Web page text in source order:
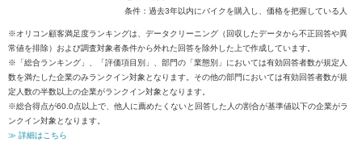
条件：過去3年以内にバイクを購入し、価格を把握している人
※オリコン顧客満足度ランキングは、データクリーニング（回収したデータから不正回答や異
常値を排除）および調査対象者条件から外れた回答を除外した上で作成しています。
※「総合ランキング」、「評価項目別」、部門の「業態別」においては有効回答者数が規定人
数を満たした企業のみランクイン対象となります。その他の部門においては有効回答者数が規
定人数の半数以上の企業がランクイン対象となります。
※総合得点が60.0点以上で、他人に薦めたくないと回答した人の割合が基準値以下の企業がラ
ンクイン対象となります。
≫ 詳細はこちら